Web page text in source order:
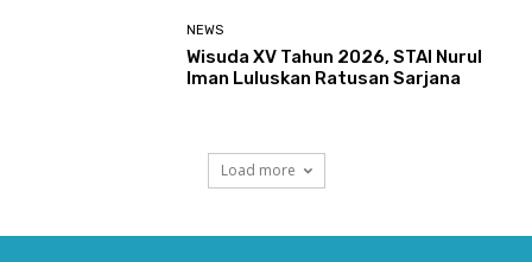
NEWS
Wisuda XV Tahun 2026, STAI Nurul
Iman Luluskan Ratusan Sarjana
Load more